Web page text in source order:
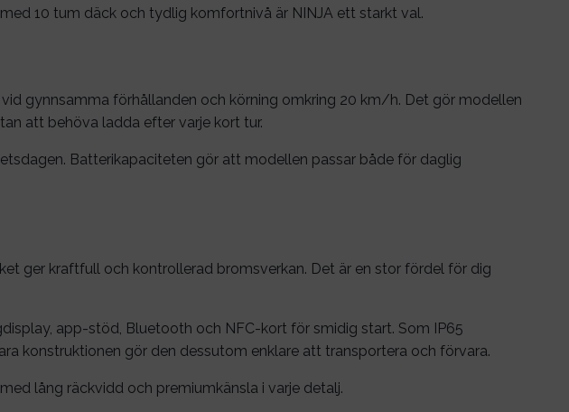
10 tum däck och tydlig komfortnivå är NINJA ett starkt val.
gynnsamma förhållanden och körning omkring 20 km/h. Det gör modellen
att behöva ladda efter varje kort tur.
Batterikapaciteten gör att modellen passar både för daglig
ger kraftfull och kontrollerad bromsverkan. Det är en stor fördel för dig
app-stöd, Bluetooth och NFC-kort för smidig start. Som IP65
konstruktionen gör den dessutom enklare att transportera och förvara.
lång räckvidd och premiumkänsla i varje detalj.